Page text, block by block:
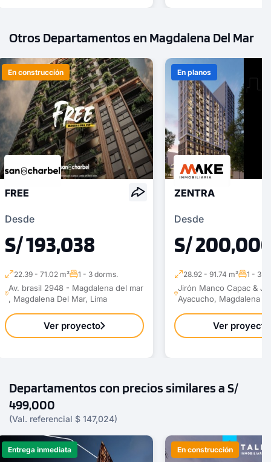
Otros Departamentos en Magdalena Del Mar
En construcción
FREE
Desde
S/ 193,038
22.39 - 71.02 m² 1 - 3 dorms.
Av. brasil 2948 - Magdalena del mar
, Magdalena Del Mar, Lima
Ver proyecto
En planos
ZENTRA
Desde
S/
28.92 - 91.74 m² 1 - 3
Jirón Manco Capac &
Ayacucho, Magdalena
Ver proyecto
Departamentos con precios similares a S/
499,000
(Val. referencial $ 147,024)
Entrega inmediata En construcción